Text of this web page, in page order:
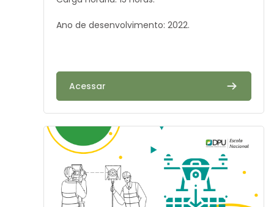
Ano de desenvolvimento: 2022.
Acessar
Image de cours" Certificação de Imóveis Rurais e